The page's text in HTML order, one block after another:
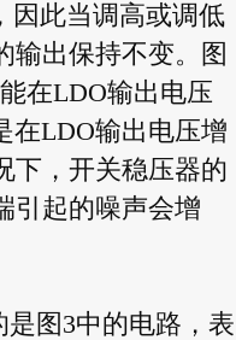
因此当调高或调低
输出保持不变。图
在LDO输出电压
在LDO输出电压增
下，开关稳压器的
引起的噪声会增
是图3中的电路，表